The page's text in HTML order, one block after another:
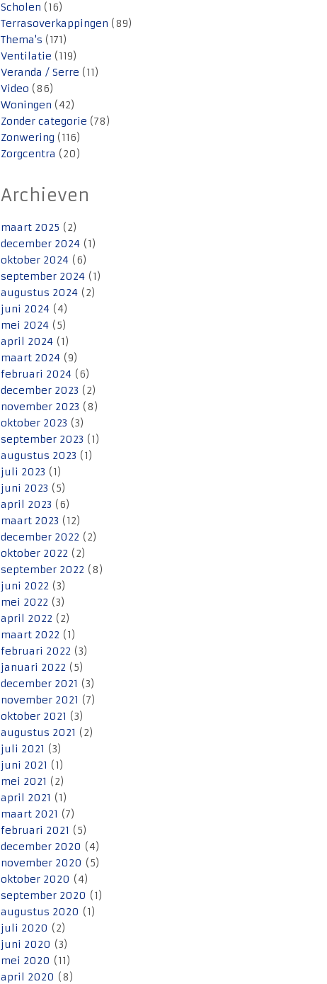
Scholen (16)
Terrasoverkappingen (89)
Thema's (171)
Ventilatie (119)
Veranda / Serre (11)
Video (86)
Woningen (42)
Zonder categorie (78)
Zonwering (116)
Zorgcentra (20)
Archieven
maart 2025 (2)
december 2024 (1)
oktober 2024 (6)
september 2024 (1)
augustus 2024 (2)
juni 2024 (4)
mei 2024 (5)
april 2024 (1)
maart 2024 (9)
februari 2024 (6)
december 2023 (2)
november 2023 (8)
oktober 2023 (3)
september 2023 (1)
augustus 2023 (1)
juli 2023 (1)
juni 2023 (5)
april 2023 (6)
maart 2023 (12)
december 2022 (2)
oktober 2022 (2)
september 2022 (8)
juni 2022 (3)
mei 2022 (3)
april 2022 (2)
maart 2022 (1)
februari 2022 (3)
januari 2022 (5)
december 2021 (3)
november 2021 (7)
oktober 2021 (3)
augustus 2021 (2)
juli 2021 (3)
juni 2021 (1)
mei 2021 (2)
april 2021 (1)
maart 2021 (7)
februari 2021 (5)
december 2020 (4)
november 2020 (5)
oktober 2020 (4)
september 2020 (1)
augustus 2020 (1)
juli 2020 (2)
juni 2020 (3)
mei 2020 (11)
april 2020 (8)